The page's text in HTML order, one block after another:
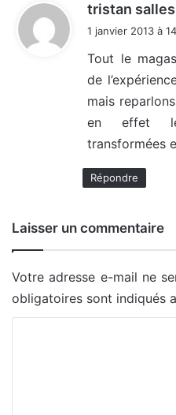
tristan salles
i
1 janvier 2013 à
Tout le
de
mais
en effet
transformées
Répondre
Laisser un commentaire
Votre adresse e-mail ne
obligatoires sont indiqués